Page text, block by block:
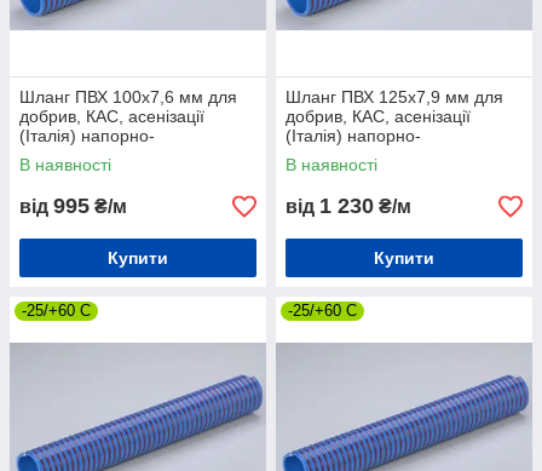
Шланг ПВХ 100х7,6 мм для
добрив, КАС, асенізації
(Італія) напорно-
всмоктувальний
В наявності
від 995 ₴/м
Купити
Шланг ПВХ 125х7,9 мм для
добрив, КАС, асенізації
(Італія) напорно-
всмоктувальний
В наявності
від 1 230 ₴/м
Купити
-25/+60 С -25/+60 С